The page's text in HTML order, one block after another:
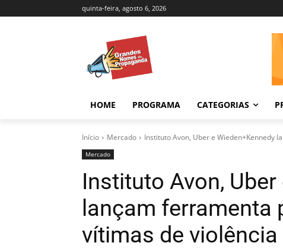
quinta-feira, agosto 6, 2026
HOME PROGRAMA CATEGORIAS
Início Mercado Instituto Avon, Uber e Wieden+Kennedy
Mercado
Instituto Avon,
lançam ferramenta
vítimas de